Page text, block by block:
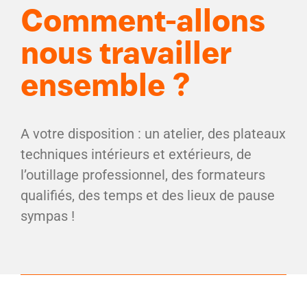
Comment-allons
nous travailler
ensemble ?
A votre disposition : un atelier, des plateaux
techniques intérieurs et extérieurs, de
l’outillage professionnel, des formateurs
qualifiés, des temps et des lieux de pause
sympas !